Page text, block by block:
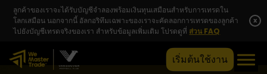
ลูกค้าของเราจะได้รับบัญชีจำลองพร้อมเงินทุนเสมือนสำหรับการเทรดใน
โลกเสมือน นอกจากนี้ อัลกอริทึมเฉพาะของเราจะคัดลอกการเทรดของลูกค้า
ไปยังบัญชีเทรดจริงของเรา สำหรับข้อมูลเพิ่มเติม โปรดดูที่ ส่วน FAQ
x
เริ่มต้นใช้งาน